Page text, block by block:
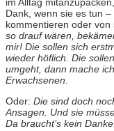
Dank, wenn sie es tun
kommentieren oder von
so drauf wären,
mir! Die sollen sich
wieder höflich. Die
umgeht, dann mache
Erwachsenen.
Oder: Die sind doch
Ansagen. Und sie
Da braucht’s kein